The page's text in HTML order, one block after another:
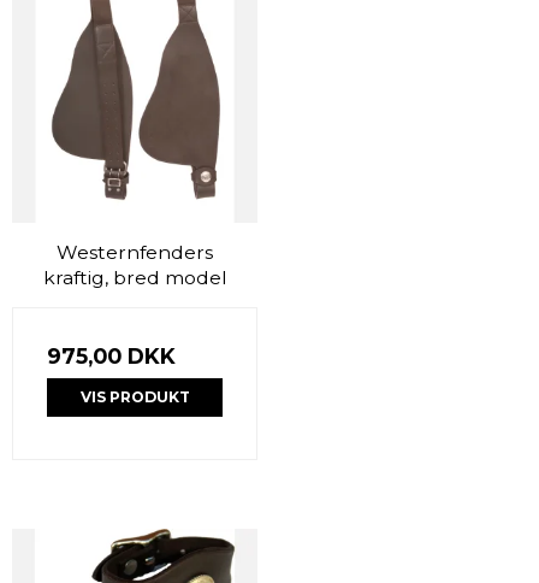
Westernfenders
kraftig, bred model
975,00 DKK
VIS PRODUKT